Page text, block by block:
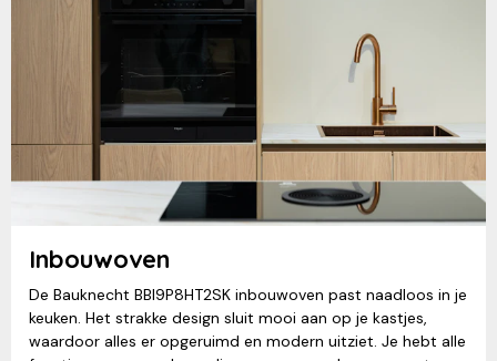
Inbouwoven
De Bauknecht BBI9P8HT2SK inbouwoven past naadloos in je
keuken. Het strakke design sluit mooi aan op je kastjes,
waardoor alles er opgeruimd en modern uitziet. Je hebt alle